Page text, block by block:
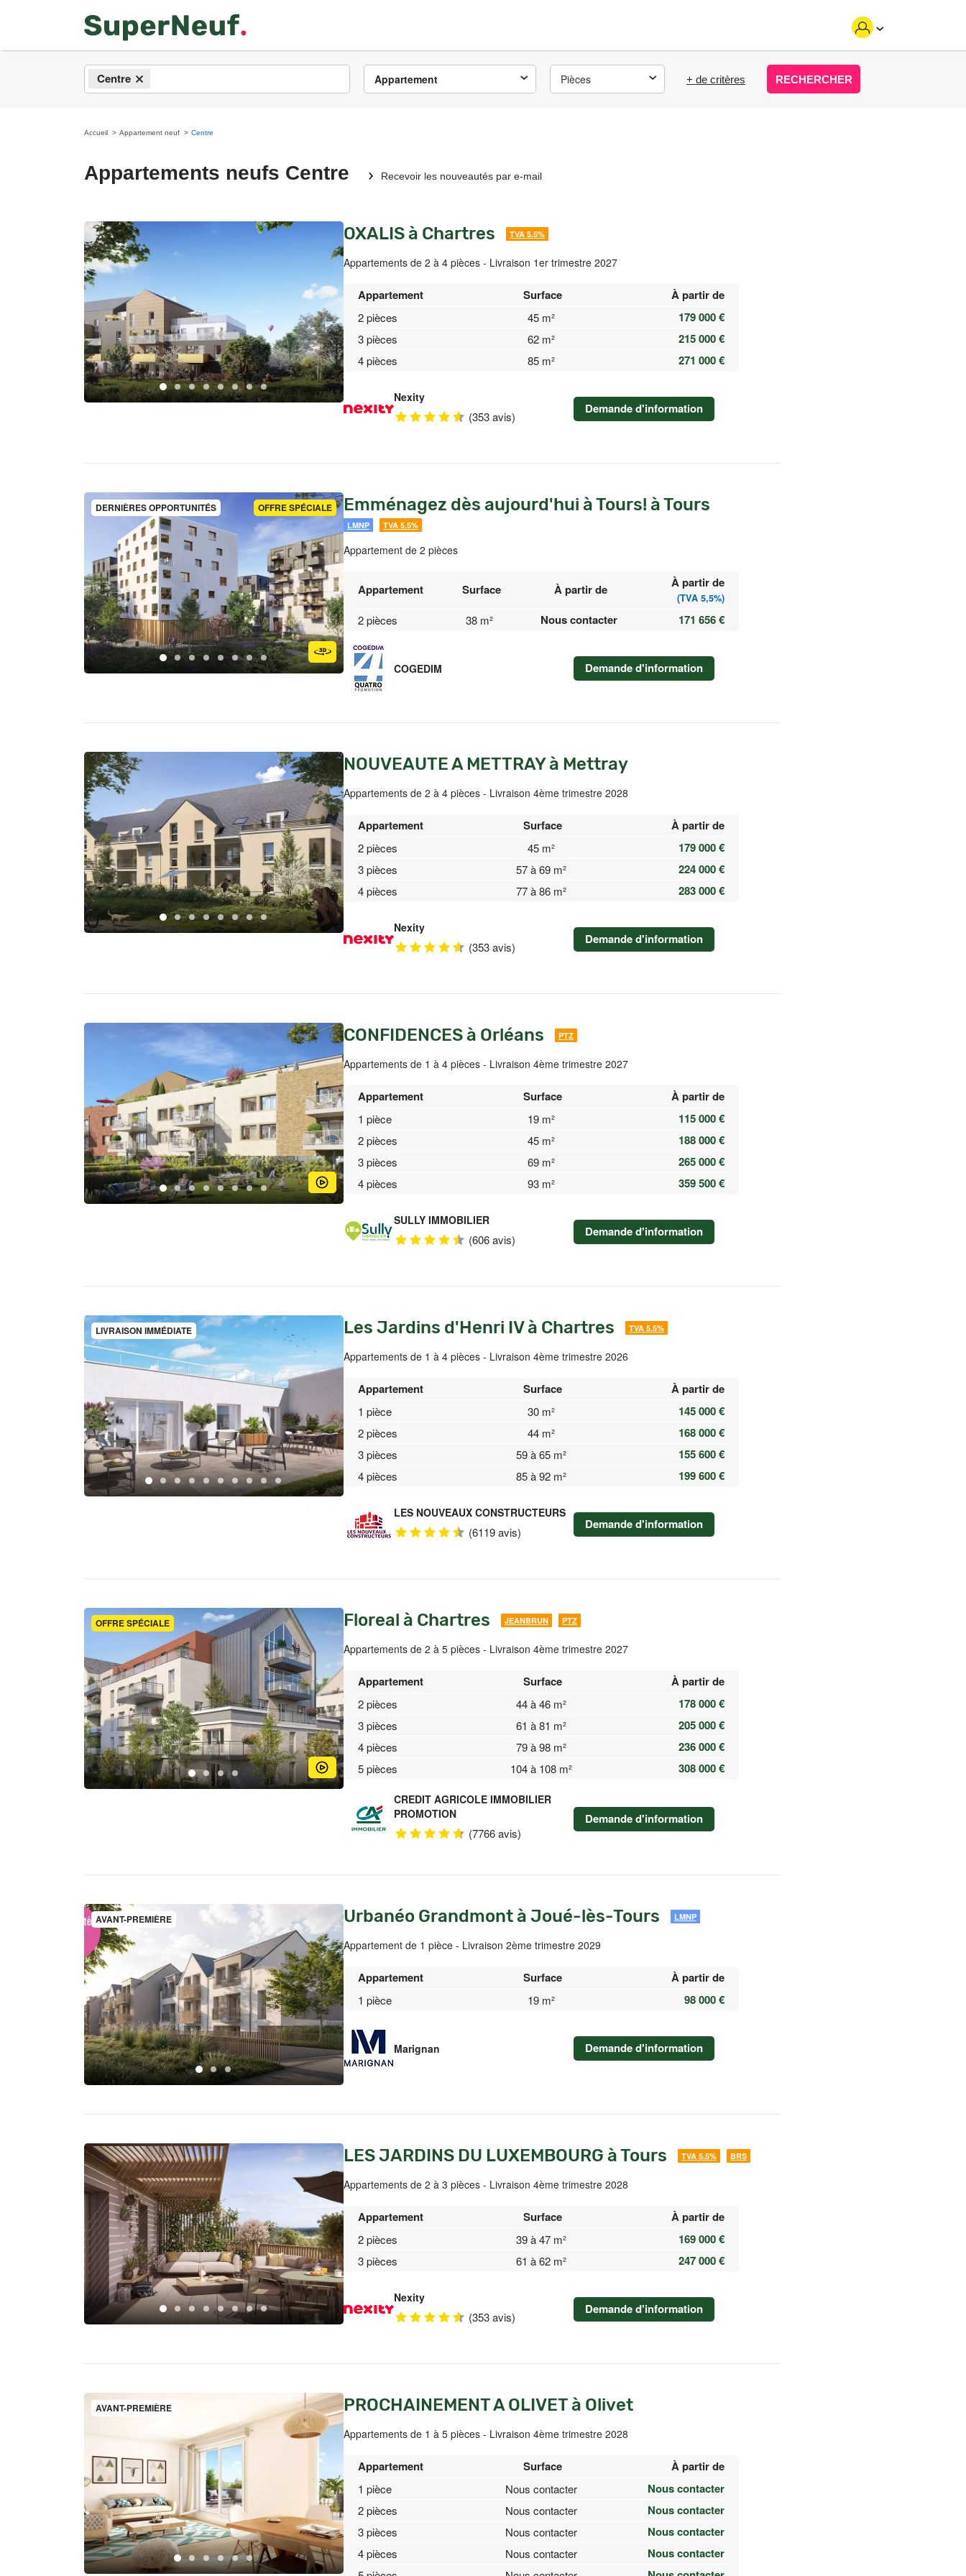
×
Centre Appartement Pièces + de critères RECHERCHER
Accueil Appartement neuf Centre
Appartements neufs Centre Recevoir les nouveautés par e-mail
OXALIS à Chartres TVA 5.5%
Appartements de 2 à 4 pièces - Livraison 1er trimestre 2027
Appartement Surface À partir de
2 pièces 45 m² 179 000 €
3 pièces 62 m² 215 000 €
4 pièces 85 m² 271 000 €
Nexity
(353 avis) Demande d'information
OFFRE SPÉCIALE
DERNIÈRES OPPORTUNITÉS Emménagez dès aujourd'hui à Tours! à Tours
LMNP TVA 5.5%
Appartement de 2 pièces
Appartement Surface À partir de À partir de
(TVA 5,5%)
2 pièces 38 m² Nous contacter 171 656 €
COGEDIM Demande d'information
NOUVEAUTE A METTRAY à Mettray
Appartements de 2 à 4 pièces - Livraison 4ème trimestre 2028
Appartement Surface À partir de
2 pièces 45 m² 179 000 €
3 pièces 57 à 69 m² 224 000 €
4 pièces 77 à 86 m² 283 000 €
Nexity
(353 avis) Demande d'information
CONFIDENCES à Orléans PTZ
Appartements de 1 à 4 pièces - Livraison 4ème trimestre 2027
Appartement Surface À partir de
1 pièce 19 m² 115 000 €
2 pièces 45 m² 188 000 €
3 pièces 69 m² 265 000 €
4 pièces 93 m² 359 500 €
SULLY IMMOBILIER
(606 avis) Demande d'information
LIVRAISON IMMÉDIATE Les Jardins d'Henri IV à Chartres TVA 5.5%
Appartements de 1 à 4 pièces - Livraison 4ème trimestre 2026
Appartement Surface À partir de
1 pièce 30 m² 145 000 €
2 pièces 44 m² 168 000 €
3 pièces 59 à 65 m² 155 600 €
4 pièces 85 à 92 m² 199 600 €
LES NOUVEAUX CONSTRUCTEURS
(6119 avis) Demande d'information
OFFRE SPÉCIALE Floreal à Chartres JEANBRUN PTZ
Appartements de 2 à 5 pièces - Livraison 4ème trimestre 2027
Appartement Surface À partir de
2 pièces 44 à 46 m² 178 000 €
3 pièces 61 à 81 m² 205 000 €
4 pièces 79 à 98 m² 236 000 €
5 pièces 104 à 108 m² 308 000 €
CREDIT AGRICOLE IMMOBILIER
PROMOTION
(7766 avis)
Demande d'information
AVANT-PREMIÈRE Urbanéo Grandmont à Joué-lès-Tours LMNP
Appartement de 1 pièce - Livraison 2ème trimestre 2029
Appartement Surface À partir de
1 pièce 19 m² 98 000 €
Marignan Demande d'information
LES JARDINS DU LUXEMBOURG à Tours TVA 5.5% BRS
Appartements de 2 à 3 pièces - Livraison 4ème trimestre 2028
Appartement Surface À partir de
2 pièces 39 à 47 m² 169 000 €
3 pièces 61 à 62 m² 247 000 €
Nexity
(353 avis) Demande d'information
AVANT-PREMIÈRE PROCHAINEMENT A OLIVET à Olivet
Appartements de 1 à 5 pièces - Livraison 4ème trimestre 2028
Appartement Surface À partir de
1 pièce Nous contacter Nous contacter
2 pièces Nous contacter Nous contacter
3 pièces Nous contacter Nous contacter
4 pièces Nous contacter Nous contacter